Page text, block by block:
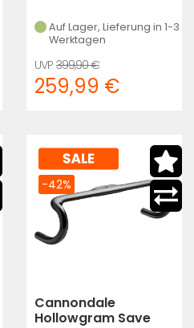
Auf Lager, Lieferung in 1-3
Werktagen
399,90 €
259,99 €
Cannondale
Hollowgram Save
-42%